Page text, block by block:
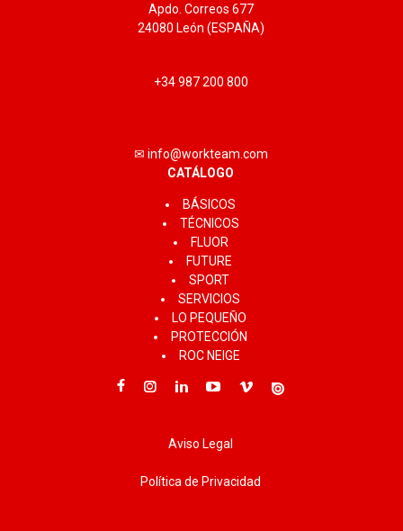
Apdo. Correos 677
24080 León (ESPAÑA)
+34 987 200 800
✉ info@workteam.com
CATÁLOGO
BÁSICOS
TÉCNICOS
FLUOR
FUTURE
SPORT
SERVICIOS
LO PEQUEÑO
PROTECCIÓN
ROC NEIGE
Aviso Legal
Política de Privacidad